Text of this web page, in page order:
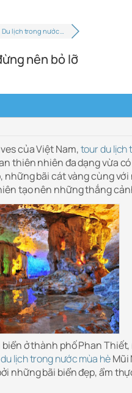
Du lịch trong nước …
nên bỏ lỡ
của Việt Nam,tour du lịch
thiên nhiên đa dạng vừa
những bãi cát vàng cùng
tạo nên những thắng
biển ở thành phố Phan
lịch trong nước mùa hèMũi
những bãi biển đẹp, ẩm